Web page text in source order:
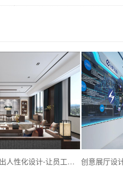
现代办公室设计更突出人性化设计-让员工体会到上班的快乐与舒适-深圳文丰装饰